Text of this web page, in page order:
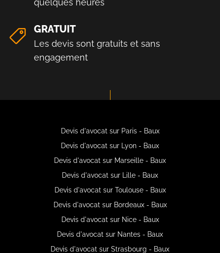
quelques heures
GRATUIT
Les devis sont gratuits et sans
engagement
Devis d'avocat sur Paris - Baux
Devis d'avocat sur Lyon - Baux
Devis d'avocat sur Marseille - Baux
Devis d'avocat sur Lille - Baux
Devis d'avocat sur Toulouse - Baux
Devis d'avocat sur Bordeaux - Baux
Devis d'avocat sur Nice - Baux
Devis d'avocat sur Nantes - Baux
Devis d'avocat sur Strasbourg - Baux